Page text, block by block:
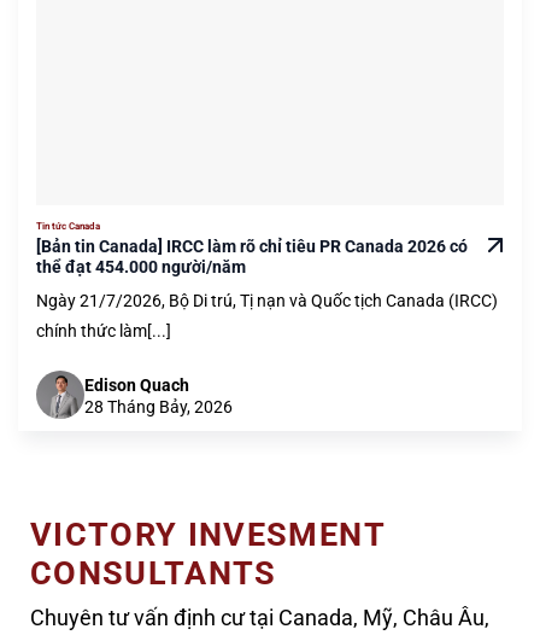
Tin tức Canada
[Bản tin Canada] IRCC làm rõ chỉ tiêu PR Canada 2026 có
thể đạt 454.000 người/năm
Ngày 21/7/2026, Bộ Di trú, Tị nạn và Quốc tịch Canada (IRCC)
chính thức làm[...]
Edison Quach
28 Tháng Bảy, 2026
VICTORY INVESMENT
CONSULTANTS
Chuyên tư vấn định cư tại Canada, Mỹ, Châu Âu,